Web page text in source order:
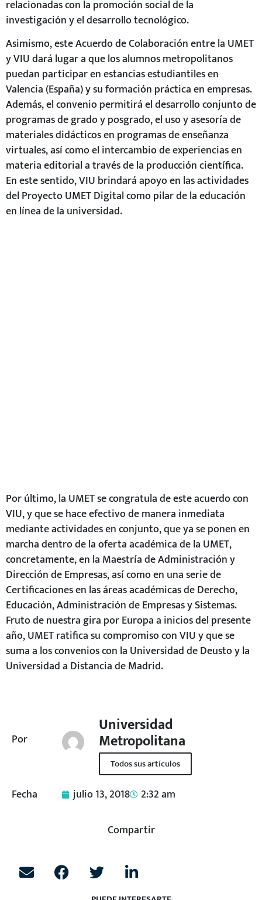
Por Metropolitana
Todos sus artículos
Fecha julio 13, 2018 2:32 am
Compartir
PUEDE INTERESARTE
UMET fortalece la formación jurídica con visita académica a la
Corte Interamericana de Derechos Humanos
UMET celebra la graduación de los participantes del Centro
de Educación Continua “Carlos Espinoza Cordero”
UMET impulsa el desarrollo rural sostenible en La Cocha
Jornadas de capacitación – Vinculación con la Sociedad
relacionadas con la promoción social de la
investigación y el desarrollo tecnológico.
Asimismo, este Acuerdo de Colaboración entre la UMET
y VIU dará lugar a que los alumnos metropolitanos
puedan participar en estancias estudiantiles en
Valencia (España) y su formación práctica en empresas.
Además, el convenio permitirá el desarrollo conjunto de
programas de grado y posgrado, el uso y asesoría de
materiales didácticos en programas de enseñanza
virtuales, así como el intercambio de experiencias en
materia editorial a través de la producción científica.
En este sentido, VIU brindará apoyo en las actividades
del Proyecto UMET Digital como pilar de la educación
en línea de la universidad.